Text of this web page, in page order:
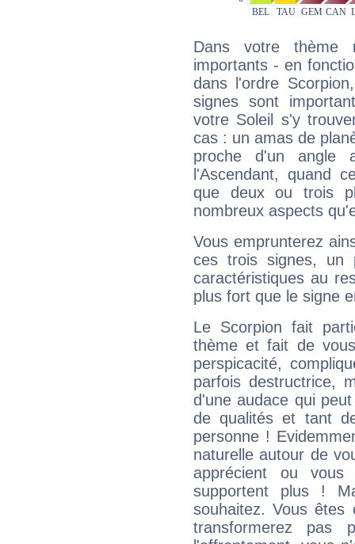
Dans votre thème
importants - en
dans l'ordre
signes sont
votre Soleil s'y
cas : un amas de
proche d'un
l'Ascendant, quand
que deux ou trois
nombreux aspects
Vous emprunterez
ces trois signes, un
caractéristiques au
plus fort que le signe
Le Scorpion fait
thème et fait de
perspicacité,
parfois destructrice,
d'une audace qui
de qualités et tant
personne !
naturelle autour de
apprécient ou
supportent plus !
souhaitez. Vous
transformerez pas